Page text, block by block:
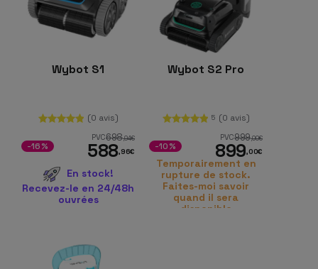
Wybot S1
(0 avis)
PVC698,94€
588,96€
-16%
En stock!
Recevez-le en 24/48h
ouvrées
Wybot S2 Pro
5 (0 avis)
PVC999,00€
899,00€
-10%
Temporairement en
rupture de stock.
Faites-moi savoir
quand il sera
disponible